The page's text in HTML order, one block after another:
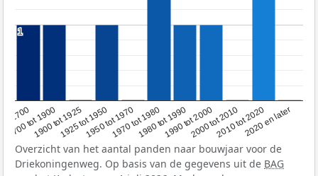
1700
1700 tot 1900
1900 tot 19251925 tot 19501950 tot 19701970 tot 19801980 tot 19901990 tot 20002000 tot 20102010 tot 20202020 en later
1
1
Overzicht van het aantal panden naar bouwjaar voor de
Driekoningenweg. Op basis van de gegevens uit de BAG